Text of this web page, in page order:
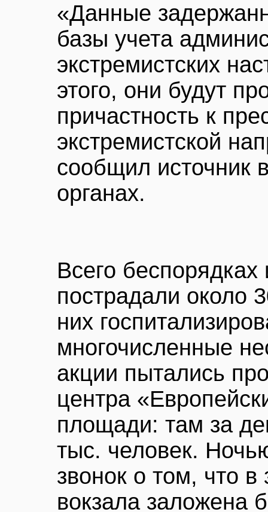
«Данные
базы учета
экстремистских
этого, они будут
причастность к
экстремистской
сообщил источник
органах.
Всего беспорядках
пострадали около
них
многочисленные
акции пытались
центра
площади: там за
тыс. человек.
звонок о том, что в
вокзала заложена